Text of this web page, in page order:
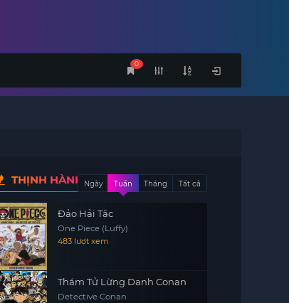
0
THỊNH HÀNHNgày Tuần Tháng Tất cả
Đảo Hải Tặc
One Piece (Luffy)
483 lượt xem
Thám Tử Lừng Danh Conan
Detective Conan